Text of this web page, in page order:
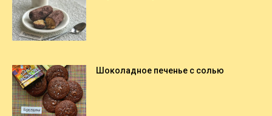
Шоколадное печенье с солью